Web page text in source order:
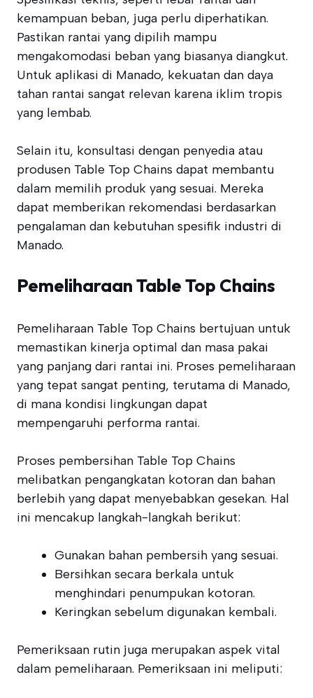
kemampuan beban, juga perlu diperhatikan.
Pastikan rantai yang dipilih mampu
mengakomodasi beban yang biasanya diangkut.
Untuk aplikasi di Manado, kekuatan dan daya
tahan rantai sangat relevan karena iklim tropis
yang lembab.
Selain itu, konsultasi dengan penyedia atau
produsen Table Top Chains dapat membantu
dalam memilih produk yang sesuai. Mereka
dapat memberikan rekomendasi berdasarkan
pengalaman dan kebutuhan spesifik industri di
Manado.
Pemeliharaan Table Top Chains
Pemeliharaan Table Top Chains bertujuan untuk
memastikan kinerja optimal dan masa pakai
yang panjang dari rantai ini. Proses pemeliharaan
yang tepat sangat penting, terutama di Manado,
di mana kondisi lingkungan dapat
mempengaruhi performa rantai.
Proses pembersihan Table Top Chains
melibatkan pengangkatan kotoran dan bahan
berlebih yang dapat menyebabkan gesekan. Hal
ini mencakup langkah-langkah berikut:
Gunakan bahan pembersih yang sesuai.
Bersihkan secara berkala untuk
menghindari penumpukan kotoran.
Keringkan sebelum digunakan kembali.
Pemeriksaan rutin juga merupakan aspek vital
dalam pemeliharaan. Pemeriksaan ini meliputi: